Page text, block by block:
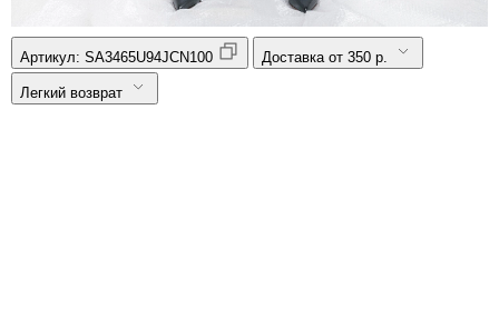
Артикул: SA3465U94JCN100 Доставка от 350 р.
Легкий возврат